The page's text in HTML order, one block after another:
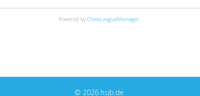
Powered by ChessLeagueManager
© 2026 hsjb.de